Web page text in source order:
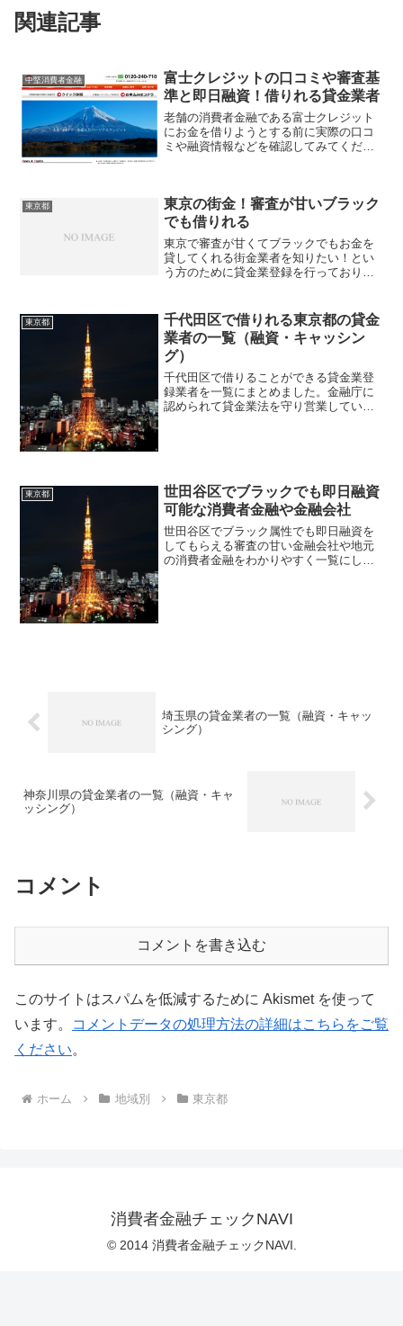
関連記事
中堅消費者金融
富士クレジットの口コミや審査基
準と即日融資！借りれる貸金業者
老舗の消費者金融である富士クレジット
にお金を借りようとする前に実際の口コ
ミや融資情報などを確認してみてくださ
してくれるまでのスピードが早いと評判
になっています！借金問題を解決する方
法も紹介しているのでぜひご覧くださ
い。
東京都
東京の街金！審査が甘いブラック
でも借りれる
東京で審査が甘くてブラックでもお金を
貸してくれる街金業者を知りたい！とい
う方のために貸金業登録を行っており安
徳闇金ではないのか」と心配する方がお
られるかもしれませんが、ここでは金融
庁と都道府県知事に認められた優良な街
金を厳選しております。大手消費者金融
とは違い地元の街金は審査基準も独自で
すし、過去の金融事故履歴よりも現在の
生活を重視して貸付をしてくれます。安
定した収入があり返済できると判断して
てください。
東京都
千代田区で借りれる東京都の貸金
業者の一覧（融資・キャッシン
グ）
千代田区で借りることができる貸金業登
録業者を一覧にまとめました。金融庁に
認められて貸金業法を守り営業している
WEB申し込み可能な審査の甘い貸金業者
も紹介してますので是非一度ご覧になっ
てください。
東京都
世田谷区でブラックでも即日融資
可能な消費者金融や金融会社
世田谷区でブラック属性でも即日融資を
してもらえる審査の甘い金融会社や地元
の消費者金融をわかりやすく一覧にして
埼玉県の貸金業者の一覧（融資・キャッ
シング）
神奈川県の貸金業者の一覧（融資・キャ
ッシング）
コメント
コメントを書き込む
このサイトはスパムを低減するために Akismet を使って
います。
コメントデータの処理方法の詳細はこちらをご覧
ください。
ホーム 地域別 東京都
消費者金融チェックNAVI
© 2014 消費者金融チェックNAVI.